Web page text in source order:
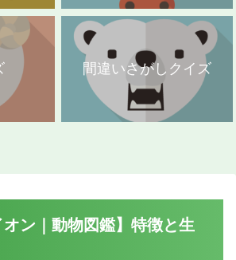
間違いさがしクイズ
オン｜動物図鑑】特徴と生